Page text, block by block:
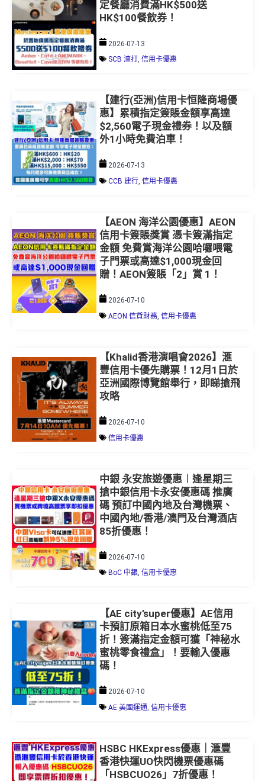
定餐廳消費滿HK$500送
HK$100餐飲券！
2026-07-13
SCB 渣打 , 信用卡優惠
【建行(亞洲)信用卡恒隆商場優
惠】累積指定簽賬金額享高達
$2,560電子現金禮券！以及額
外1小時免費泊車！
2026-07-13
CCB 建行, 信用卡優惠
【AEON 海洋公園優惠】AEON
信用卡簽賬獎賞 憑卡簽滿指定
金額 免費賞海洋公園哈囉喂電
子門票或高達$1,000現金回
贈！AEON簽賬「2」賞 1！
2026-07-10
AEON 信貸財務, 信用卡優惠
【Khalid香港演唱會2026】滙
豐信用卡優先購票！12月1日於
亞洲國際博覽館舉行，即睇搶飛
攻略
2026-07-10
信用卡優惠
中銀 永安旅遊優惠︱逢星期三
搶中銀信用卡永安優惠碼 推廣
碼 預訂中國內地及台灣機票、
中國內地/香港/澳門及台灣酒店
85折優惠！
2026-07-10
BoC 中銀, 信用卡優惠
【AE city’super優惠】AE信用
卡預訂原箱日本水蜜桃低至75
折！簽滿指定金額可獲「神秘水
蜜桃零食禮盒」！要輸入優惠
碼！
2026-07-10
AE 美國運通, 信用卡優惠
HSBC HKExpress優惠｜滙豐
香港快運UO快閃機票優惠碼
「HSBCUO26」7折優惠！